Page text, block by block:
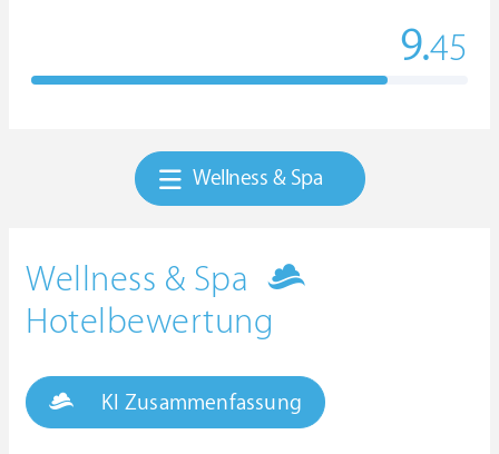
9.45
Wellness & Spa
Wellness & Spa
Hotelbewertung
KI Zusammenfassung